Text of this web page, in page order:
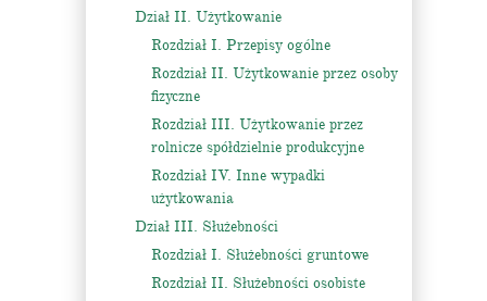
Dział II. Użytkowanie
Rozdział I. Przepisy ogólne
Rozdział II. Użytkowanie przez osoby
fizyczne
Rozdział III. Użytkowanie przez
rolnicze spółdzielnie produkcyjne
Rozdział IV. Inne wypadki
użytkowania
Dział III. Służebności
Rozdział I. Służebności gruntowe
Rozdział II. Służebności osobiste